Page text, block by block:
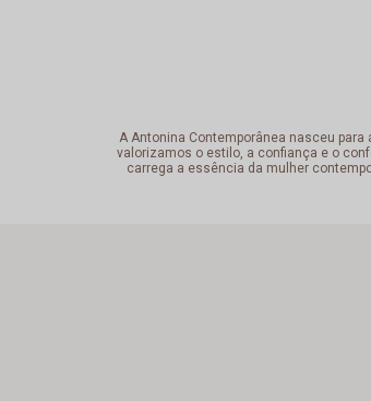
A Antonina Contemporânea nasceu
valorizamos o estilo, a confiança e o
carrega a essência da mulher